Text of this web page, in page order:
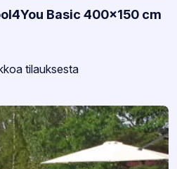
Basic 400×150 cm
tilauksesta